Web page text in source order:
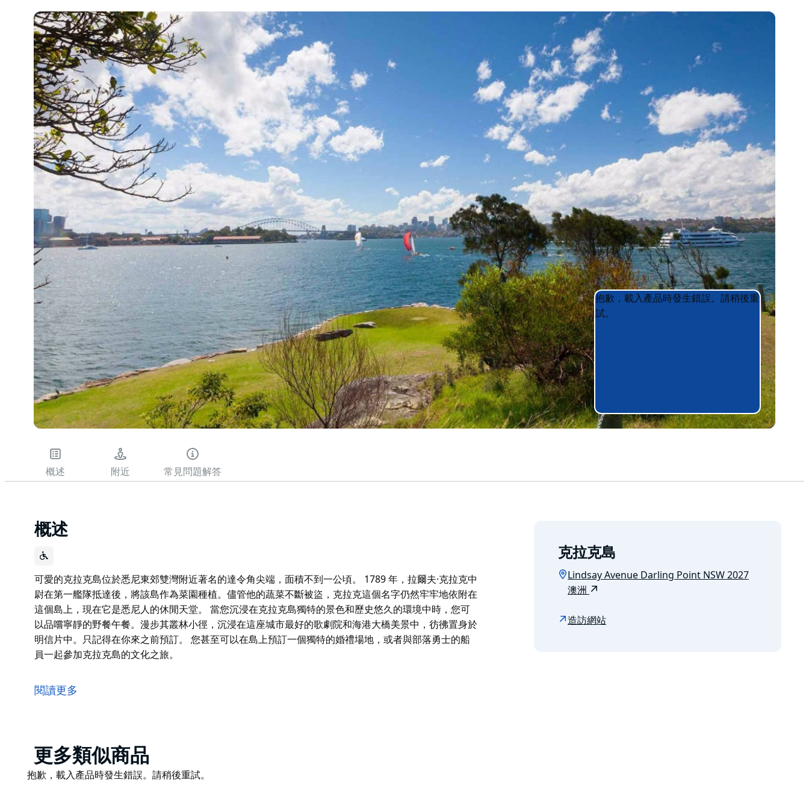
Product
List
Product
List
抱歉，載入產品時發生錯誤。請稍後重
試。
概述 附近 常見問題解答
概述
可愛的克拉克島位於悉尼東郊雙灣附近著名的達令角尖端，面積不到一公頃。 1789 年，拉爾夫·克拉克中
尉在第一艦隊抵達後，將該島作為菜園種植。儘管他的蔬菜不斷被盜，克拉克這個名字仍然牢牢地依附在
這個島上，現在它是悉尼人的休閒天堂。 當您沉浸在克拉克島獨特的景色和歷史悠久的環境中時，您可
以品嚐寧靜的野餐午餐。漫步其叢林小徑，沉浸在這座城市最好的歌劇院和海港大橋美景中，彷彿置身於
明信片中。只記得在你來之前預訂。 您甚至可以在島上預訂一個獨特的婚禮場地，或者與部落勇士的船
員一起參加克拉克島的文化之旅。
1789 年，拉爾夫·克拉克中尉在第一艦隊抵達後，將該島作為菜園種植。儘管他的蔬菜不斷被盜，克拉克
沉浸在這座城市最好的歌劇院和海港大橋美景中，彷彿置身於明信片中。只記得在你來之前預訂。
您甚至可以在島上預訂一個獨特的婚禮場地，或者與部落勇士的船員一起參加克拉克島的文化之旅。
閱讀更多
克拉克島
Lindsay Avenue Darling Point NSW 2027
澳洲
造訪網站
Product
List
更多類似商品
Product
抱歉，載入產品時發生錯誤。請稍後重試。